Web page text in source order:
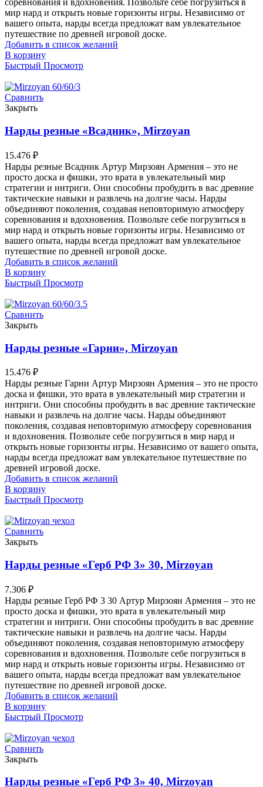
соревнования и вдохновения. Позвольте себе погрузиться в
мир нард и открыть новые горизонты игры. Независимо от
вашего опыта, нарды всегда предложат вам увлекательное
путешествие по древней игровой доске.
Добавить в список желаний
В корзину
Быстрый Просмотр
Сравнить
Закрыть
Нарды резные «Всадник», Mirzoyan
15.476 ₽
Нарды резные Всадник Артур Мирзоян Армения – это не
просто доска и фишки, это врата в увлекательный мир
стратегии и интриги. Они способны пробудить в вас древние
тактические навыки и развлечь на долгие часы. Нарды
объединяют поколения, создавая неповторимую атмосферу
соревнования и вдохновения. Позвольте себе погрузиться в
мир нард и открыть новые горизонты игры. Независимо от
вашего опыта, нарды всегда предложат вам увлекательное
путешествие по древней игровой доске.
Добавить в список желаний
В корзину
Быстрый Просмотр
Сравнить
Закрыть
Нарды резные «Гарни», Mirzoyan
15.476 ₽
Нарды резные Гарни Артур Мирзоян Армения – это не просто
доска и фишки, это врата в увлекательный мир стратегии и
интриги. Они способны пробудить в вас древние тактические
навыки и развлечь на долгие часы. Нарды объединяют
поколения, создавая неповторимую атмосферу соревнования
и вдохновения. Позвольте себе погрузиться в мир нард и
открыть новые горизонты игры. Независимо от вашего опыта,
нарды всегда предложат вам увлекательное путешествие по
древней игровой доске.
Добавить в список желаний
В корзину
Быстрый Просмотр
Сравнить
Закрыть
Нарды резные «Герб РФ 3» 30, Mirzoyan
7.306 ₽
Нарды резные Герб РФ 3 30 Артур Мирзоян Армения – это не
просто доска и фишки, это врата в увлекательный мир
стратегии и интриги. Они способны пробудить в вас древние
тактические навыки и развлечь на долгие часы. Нарды
объединяют поколения, создавая неповторимую атмосферу
соревнования и вдохновения. Позвольте себе погрузиться в
мир нард и открыть новые горизонты игры. Независимо от
вашего опыта, нарды всегда предложат вам увлекательное
путешествие по древней игровой доске.
Добавить в список желаний
В корзину
Быстрый Просмотр
Сравнить
Закрыть
Нарды резные «Герб РФ 3» 40, Mirzoyan